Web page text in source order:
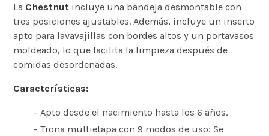
La Chestnut incluye una bandeja desmontable con
tres posiciones ajustables. Además, incluye un inserto
apto para lavavajillas con bordes altos y un portavasos
moldeado, lo que facilita la limpieza después de
comidas desordenadas.
Características:
– Apto desde el nacimiento hasta los 6 años.
– Trona multietapa con 9 modos de uso: Se